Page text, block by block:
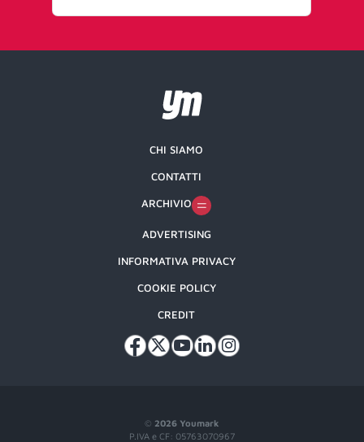
© 2026 Youmark
P.IVA e CF: 05763070967
CHI SIAMO
CONTATTI
ARCHIVIO
ADVERTISING
INFORMATIVA PRIVACY
COOKIE POLICY
CREDIT